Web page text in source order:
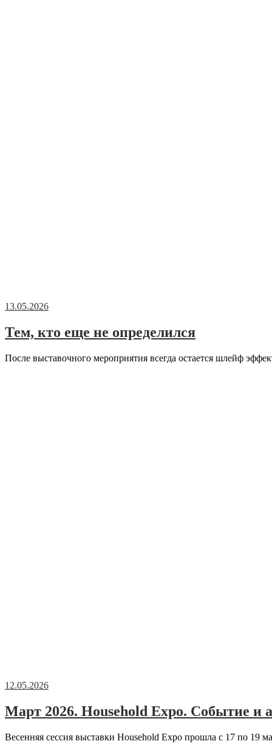
13.05.2026
Тем, кто еще не определился
После выставочного мероприятия всегда остается шлейф
12.05.2026
Март 2026. Household Expo. Событие и
Весенняя сессия выставки Household Expo прошла с 17 по 19